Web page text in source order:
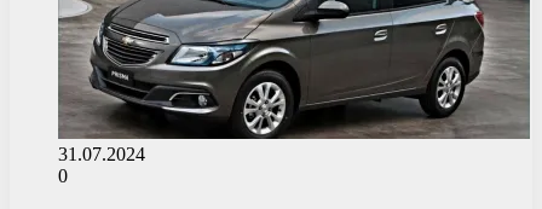
31.07.2024
0